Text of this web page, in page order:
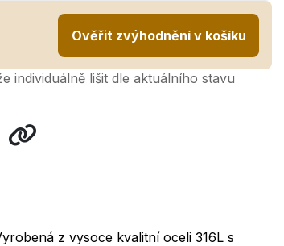
Ověřit zvýhodnění v košíku
individuálně lišit dle aktuálního stavu
z vysoce kvalitní oceli 316L s